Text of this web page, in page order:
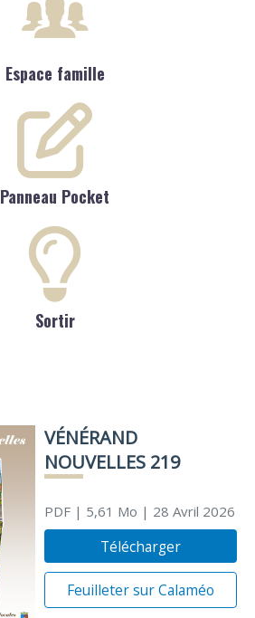
Espace famille
Panneau Pocket
Sortir
VÉNÉRAND
NOUVELLES 219
PDF| 5,61 Mo | 28 Avril 2026
Télécharger
Feuilleter sur Calaméo